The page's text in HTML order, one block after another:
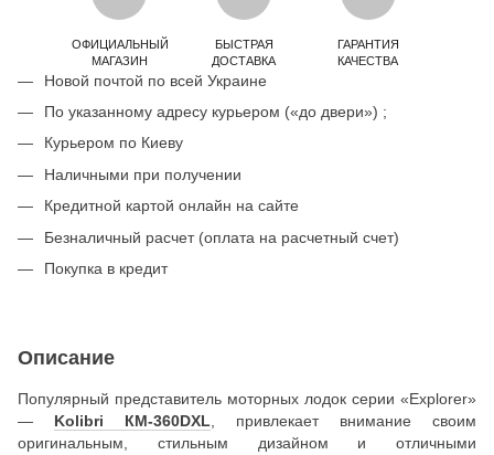
ОФИЦИАЛЬНЫЙ
МАГАЗИН
БЫСТРАЯ
ДОСТАВКА
ГАРАНТИЯ
КАЧЕСТВА
Новой почтой по всей Украине
По указанному адресу курьером («до двери») ;
Курьером по Киеву
Наличными при получении
Кредитной картой онлайн на сайте
Безналичный расчет (оплата на расчетный счет)
Покупка в кредит
Описание
Популярный представитель моторных лодок серии «Explorer»
— Kolibri КМ-360DXL, привлекает внимание своим
оригинальным, стильным дизайном и отличными